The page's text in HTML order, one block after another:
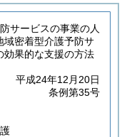
サービスの事業の人
域密着型介護予防サ
効果的な支援の方法
平成24年12月20日
条例第35号